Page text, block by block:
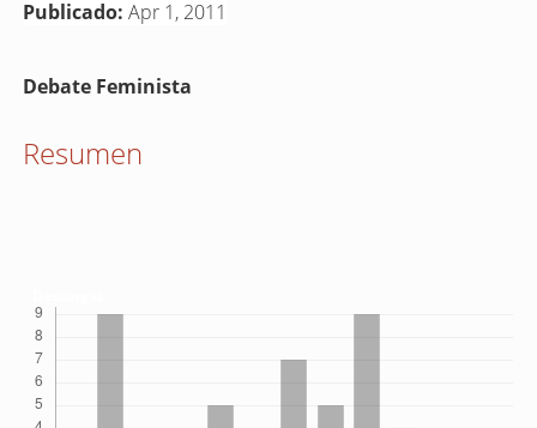
Publicado: Apr 1, 2011
Contenido
del
Debate Feminista
Resumen